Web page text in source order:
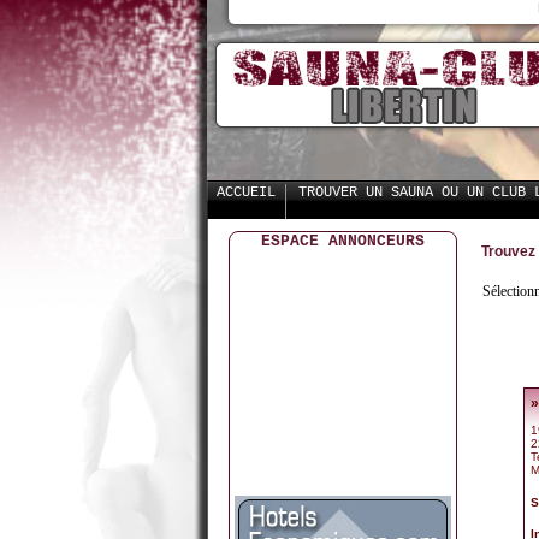
ACCUEIL TROUVER UN SAUNA OU UN CLUB
ESPACE ANNONCEURS